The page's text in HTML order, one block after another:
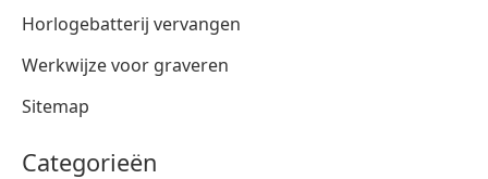
Horlogebatterij vervangen
Werkwijze voor graveren
Sitemap
Categorieën